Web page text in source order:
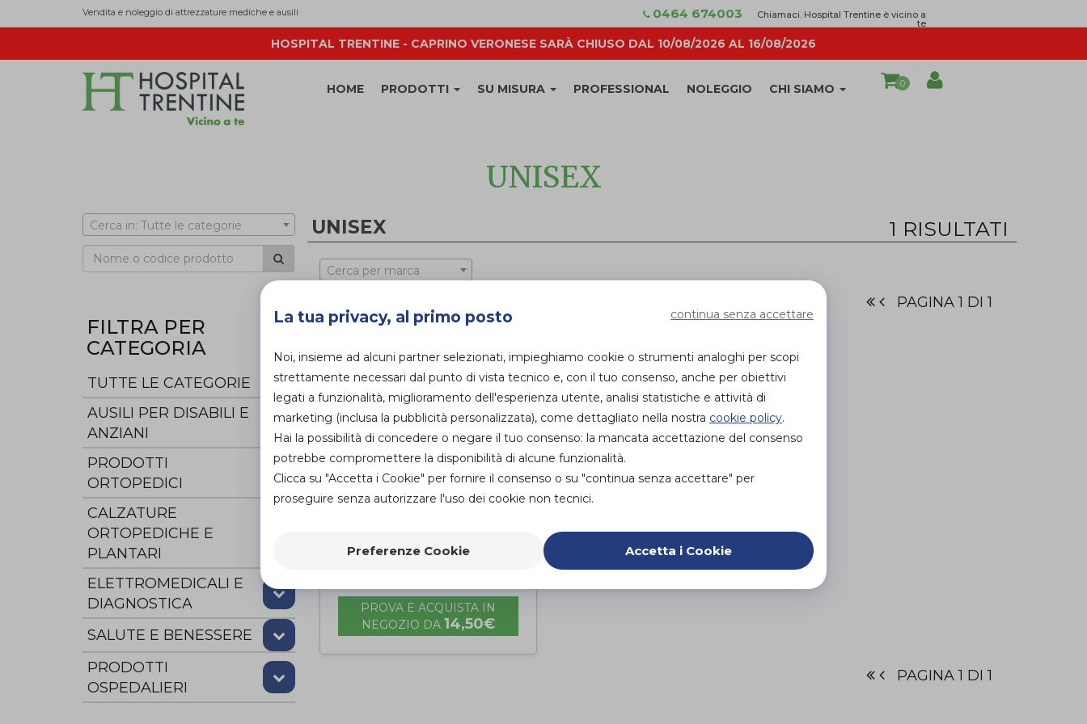
Vendita e noleggio di attrezzature mediche e ausili 0464 674003 Chiamaci. Hospital Trentine è vicino a
te
HOSPITAL TRENTINE - CAPRINO VERONESE SARÀ CHIUSO DAL 10/08/2026 AL 16/08/2026
HOME PRODOTTI SU MISURA PROFESSIONAL NOLEGGIO CHI SIAMO 0
UNISEX
Cerca in: Tutte le categorie
FILTRA PER
CATEGORIA
TUTTE LE CATEGORIE
AUSILI PER DISABILI E
ANZIANI
PRODOTTI
ORTOPEDICI
CALZATURE
ORTOPEDICHE E
PLANTARI
ELETTROMEDICALI E
DIAGNOSTICA
SALUTE E BENESSERE
PRODOTTI
OSPEDALIERI
UNISEX 1 RISULTATI
Cerca per marca
PAGINA 1 DI 1
FORATO
PROVA E ACQUISTA IN
NEGOZIO DA 14,50€
PAGINA 1 DI 1
La tua privacy, al primo posto continua senza accettare
Noi, insieme ad alcuni partner selezionati, impieghiamo cookie o strumenti analoghi per scopi
strettamente necessari dal punto di vista tecnico e, con il tuo consenso, anche per obiettivi
legati a funzionalità, miglioramento dell'esperienza utente, analisi statistiche e attività di
marketing (inclusa la pubblicità personalizzata), come dettagliato nella nostra cookie policy.
Hai la possibilità di concedere o negare il tuo consenso: la mancata accettazione del consenso
potrebbe compromettere la disponibilità di alcune funzionalità.
Clicca su "Accetta i Cookie" per fornire il consenso o su "continua senza accettare" per
proseguire senza autorizzare l'uso dei cookie non tecnici.
Preferenze Cookie Accetta i Cookie